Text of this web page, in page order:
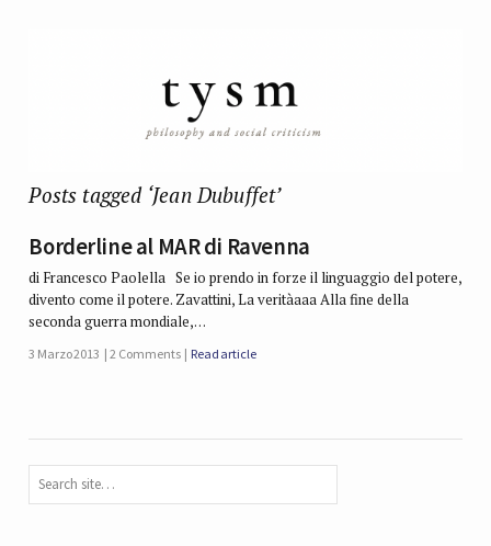
Posts tagged ‘Jean Dubuffet’
Borderline al MAR di Ravenna
di Francesco Paolella Se io prendo in forze il linguaggio del potere,
divento come il potere. Zavattini, La veritàaaa Alla fine della
seconda guerra mondiale,…
3 Marzo 2013 2 Comments Read article